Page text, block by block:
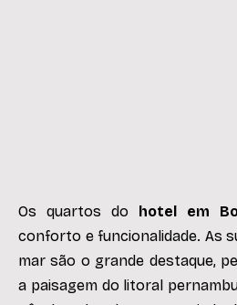
Os quartos do hotel em
conforto e funcionalidade. As
mar são o grande destaque,
a paisagem do litoral